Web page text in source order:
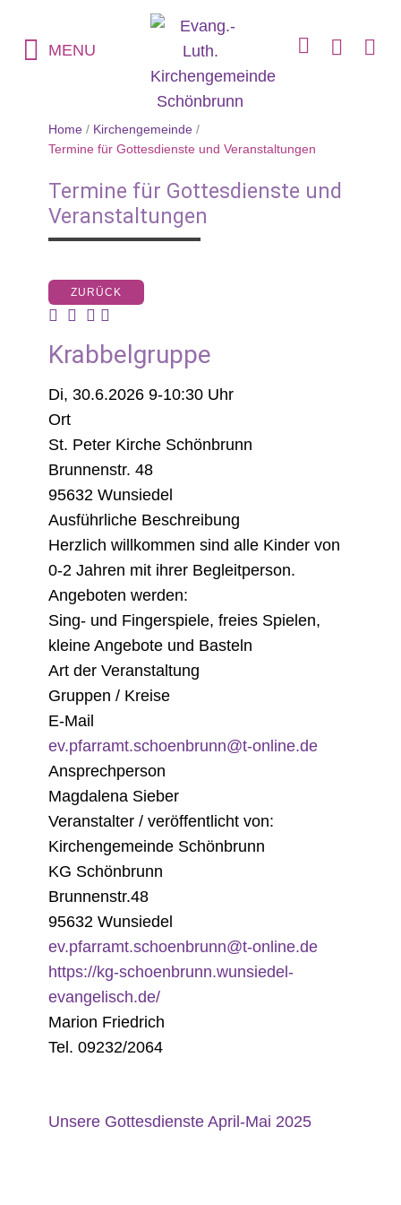
MENU
Home / Kirchengemeinde /
Termine für Gottesdienste und Veranstaltungen
Termine für Gottesdienste und
Veranstaltungen
ZURÜCK
Krabbelgruppe
Di, 30.6.2026 9-10:30 Uhr
Ort
St. Peter Kirche Schönbrunn
Brunnenstr. 48
95632 Wunsiedel
Ausführliche Beschreibung
Herzlich willkommen sind alle Kinder von
0-2 Jahren mit ihrer Begleitperson.
Angeboten werden:
Sing- und Fingerspiele, freies Spielen,
kleine Angebote und Basteln
Art der Veranstaltung
Gruppen / Kreise
E-Mail
ev.pfarramt.schoenbrunn@t-online.de
Ansprechperson
Magdalena Sieber
Veranstalter / veröffentlicht von:
Kirchengemeinde Schönbrunn
KG Schönbrunn
Brunnenstr.48
95632 Wunsiedel
ev.pfarramt.schoenbrunn@t-online.de
https://kg-schoenbrunn.wunsiedel-
evangelisch.de/
Marion Friedrich
Tel. 09232/2064
Unsere Gottesdienste April-Mai 2025